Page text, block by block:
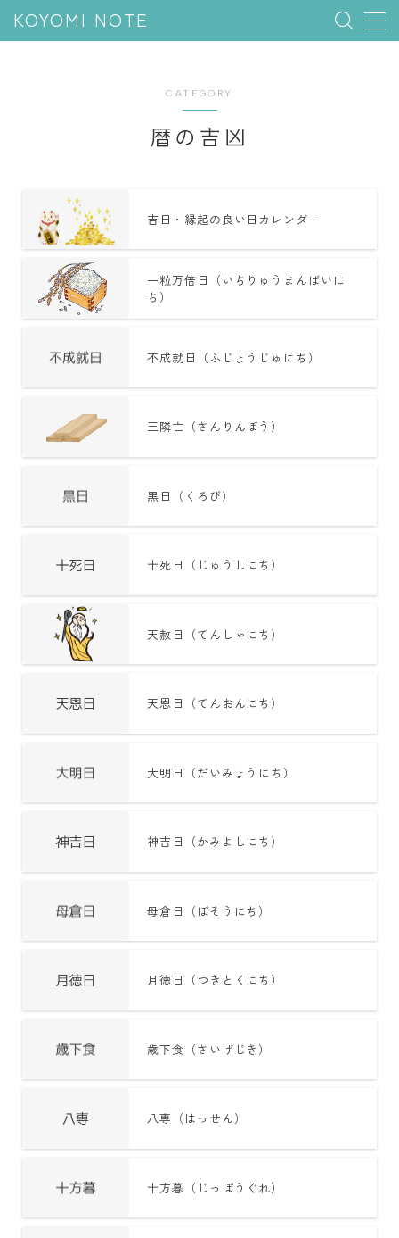
KOYOMI NOTE
祝日
二十四節気
七十二候
雑節
暦と満月
今日のこよみ
暦と歳時記
暦の吉凶
吉日・縁起の良い日
六曜（大安・仏滅）
年齢と学年
学年
季節の工作
折り紙・切り紙
CATEGORY
暦の吉凶
吉日・縁起の良い日カレンダー
一粒万倍日（いちりゅうまんばいに
ち）
不成就日（ふじょうじゅにち）
三隣亡（さんりんぼう）
黒日（くろび）
十死日（じゅうしにち）
天赦日（てんしゃにち）
天恩日（てんおんにち）
大明日（だいみょうにち）
神吉日（かみよしにち）
母倉日（ぼそうにち）
月徳日（つきとくにち）
歳下食（さいげじき）
八専（はっせん）
十方暮（じっぽうぐれ）